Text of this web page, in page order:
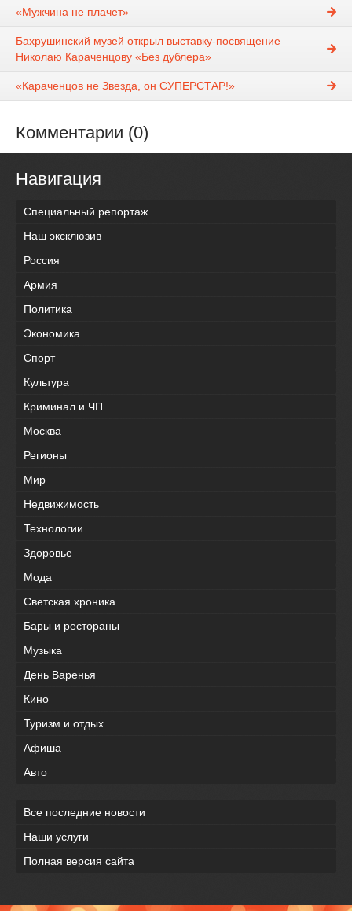
«Мужчина не плачет»
Бахрушинский музей открыл выставку-посвящение
Николаю Караченцову «Без дублера»
«Караченцов не Звезда, он СУПЕРСТАР!»
Комментарии (0)
Навигация
Специальный репортаж
Наш эксклюзив
Россия
Армия
Политика
Экономика
Спорт
Культура
Криминал и ЧП
Москва
Регионы
Мир
Недвижимость
Технологии
Здоровье
Мода
Светская хроника
Бары и рестораны
Музыка
День Варенья
Кино
Туризм и отдых
Афиша
Авто
Все последние новости
Наши услуги
Полная версия сайта